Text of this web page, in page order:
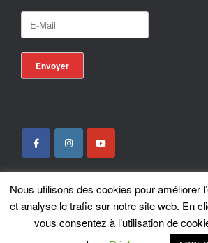
Locotrans SPRL - Exclusive Store Royal Enfield -
2026
ASiteOrigin Theme
Nous utilisons des cookies pour améliorer
et analyse le trafic sur notre site web. En
vous consentez à l’utilisation de